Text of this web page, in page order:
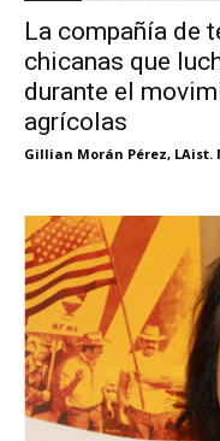
La compañía de
chicanas que
durante el
agrícolas
Gillian Morán Pérez, LAist.